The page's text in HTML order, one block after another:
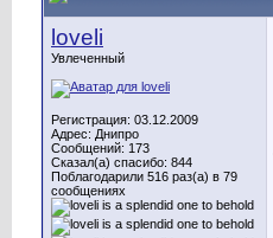
loveli
Увлеченный
Регистрация: 03.12.2009
Адрес: Днипро
Сообщений: 173
Сказал(а) спасибо: 844
Поблагодарили 516 раз(а) в 79
сообщениях